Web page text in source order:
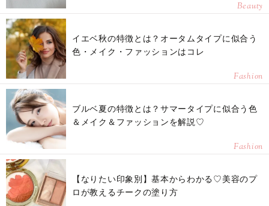
Beauty
イエベ秋の特徴とは？オータムタイプに似合う
色・メイク・ファッションはコレ
Fashion
ブルベ夏の特徴とは？サマータイプに似合う色
＆メイク＆ファッションを解説♡
Fashion
【なりたい印象別】基本からわかる♡美容のプ
ロが教えるチークの塗り方